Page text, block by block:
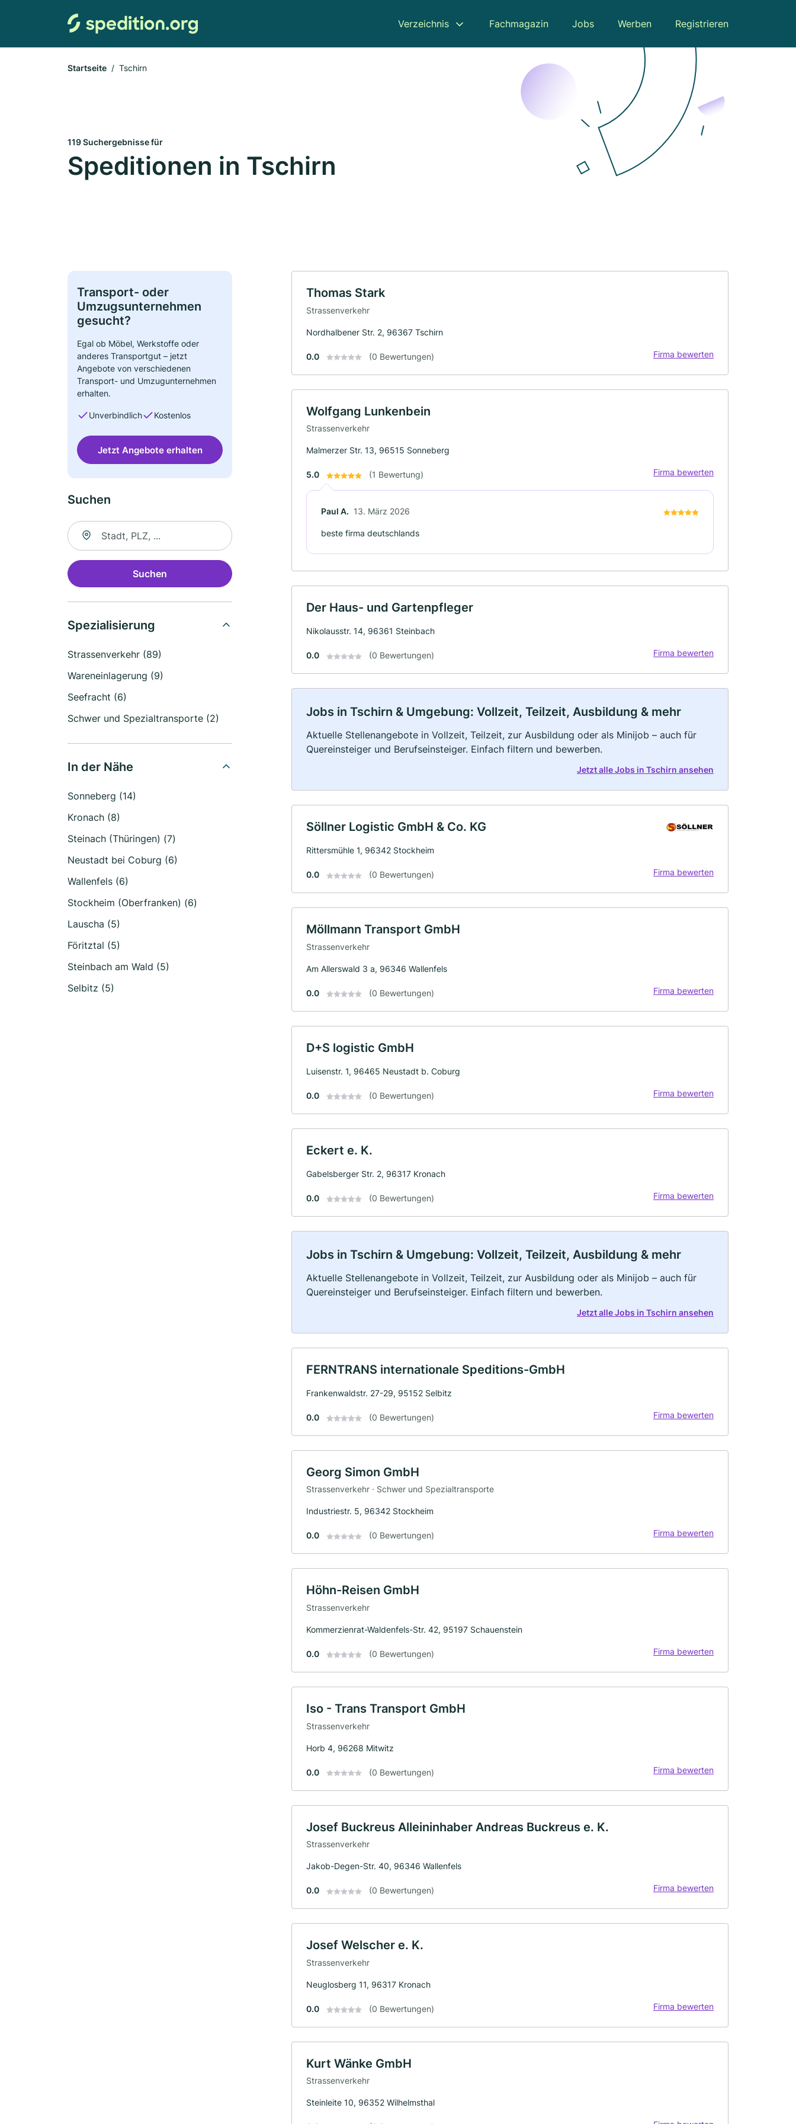
Verzeichnis Fachmagazin Jobs Werben Registrieren
Startseite Tschirn
119 Suchergebnisse für
Speditionen in Tschirn
Transport- oder
Umzugsunternehmen
gesucht?
Egal ob Möbel, Werkstoffe oder
anderes Transportgut – jetzt
Angebote von verschiedenen
Transport- und Umzugunternehmen
erhalten.
Unverbindlich Kostenlos
Jetzt Angebote erhalten
Suchen
Suche nach Ort
Suchen
Spezialisierung
Strassenverkehr (89)
Wareneinlagerung (9)
Seefracht (6)
Schwer und Spezialtransporte (2)
In der Nähe
Sonneberg (14)
Kronach (8)
Steinach (Thüringen) (7)
Neustadt bei Coburg (6)
Wallenfels (6)
Stockheim (Oberfranken) (6)
Lauscha (5)
Föritztal (5)
Steinbach am Wald (5)
Selbitz (5)
Thomas Stark
Strassenverkehr
Nordhalbener Str. 2, 96367 Tschirn
0.0 (0 Bewertungen) Firma bewerten
Wolfgang Lunkenbein
Strassenverkehr
Malmerzer Str. 13, 96515 Sonneberg
5.0 (1 Bewertung) Firma bewerten
Paul A. 13. März 2026
beste firma deutschlands
Der Haus- und Gartenpfleger
Nikolausstr. 14, 96361 Steinbach
0.0 (0 Bewertungen) Firma bewerten
Jobs in Tschirn & Umgebung: Vollzeit, Teilzeit, Ausbildung & mehr
Aktuelle Stellenangebote in Vollzeit, Teilzeit, zur Ausbildung oder als Minijob – auch für
Quereinsteiger und Berufseinsteiger. Einfach filtern und bewerben.
Jetzt alle Jobs in Tschirn ansehen
Söllner Logistic GmbH & Co. KG
Rittersmühle 1, 96342 Stockheim
0.0 (0 Bewertungen) Firma bewerten
Möllmann Transport GmbH
Strassenverkehr
Am Allerswald 3 a, 96346 Wallenfels
0.0 (0 Bewertungen) Firma bewerten
D+S logistic GmbH
Luisenstr. 1, 96465 Neustadt b. Coburg
0.0 (0 Bewertungen) Firma bewerten
Eckert e. K.
Gabelsberger Str. 2, 96317 Kronach
0.0 (0 Bewertungen) Firma bewerten
Jobs in Tschirn & Umgebung: Vollzeit, Teilzeit, Ausbildung & mehr
Aktuelle Stellenangebote in Vollzeit, Teilzeit, zur Ausbildung oder als Minijob – auch für
Quereinsteiger und Berufseinsteiger. Einfach filtern und bewerben.
Jetzt alle Jobs in Tschirn ansehen
FERNTRANS internationale Speditions-GmbH
Frankenwaldstr. 27-29, 95152 Selbitz
0.0 (0 Bewertungen) Firma bewerten
Georg Simon GmbH
Strassenverkehr · Schwer und Spezialtransporte
Industriestr. 5, 96342 Stockheim
0.0 (0 Bewertungen) Firma bewerten
Höhn-Reisen GmbH
Strassenverkehr
Kommerzienrat-Waldenfels-Str. 42, 95197 Schauenstein
0.0 (0 Bewertungen) Firma bewerten
Iso - Trans Transport GmbH
Strassenverkehr
Horb 4, 96268 Mitwitz
0.0 (0 Bewertungen) Firma bewerten
Josef Buckreus Alleininhaber Andreas Buckreus e. K.
Strassenverkehr
Jakob-Degen-Str. 40, 96346 Wallenfels
0.0 (0 Bewertungen) Firma bewerten
Josef Welscher e. K.
Strassenverkehr
Neuglosberg 11, 96317 Kronach
0.0 (0 Bewertungen) Firma bewerten
Kurt Wänke GmbH
Strassenverkehr
Steinleite 10, 96352 Wilhelmsthal